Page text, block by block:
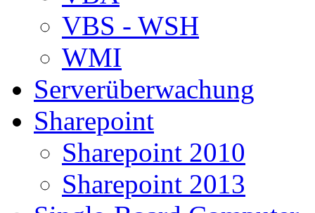
VBS - WSH
WMI
Serverüberwachung
Sharepoint
Sharepoint 2010
Sharepoint 2013